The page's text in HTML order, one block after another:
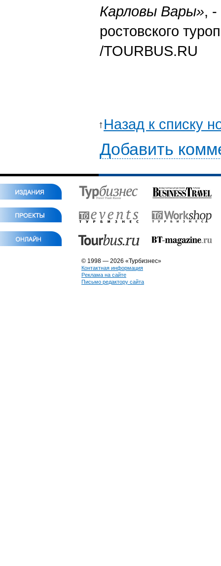
Карловы Вары», -
ростовского
/TOURBUS.RU
Назад к списку
Добавить
© 1998 — 2026 «Турбизнес»
Контактная информация
Реклама на сайте
Письмо редактору сайта